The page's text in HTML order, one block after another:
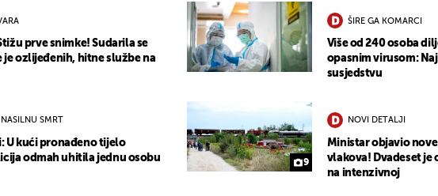
prve snimke! Sudarila se
je ozlijeđenih, hitne službe na
ŠIRE GA KOMARCI
Više od 240 osoba
opasnim virusom:
susjedstvu
SMRT
U kući pronađeno tijelo
odmah uhitila jednu osobu
9
NOVI DETALJI
Ministar objavio
vlakova! Dvadeset je
na intenzivnoj